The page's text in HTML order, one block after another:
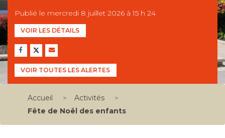
Publié le mercredi 8 juillet 2026 à 15 h 24
VOIR LES DÉTAILS
VOIR TOUTES LES ALERTES
Accueil > Activités
>
Fête de Noël des enfants